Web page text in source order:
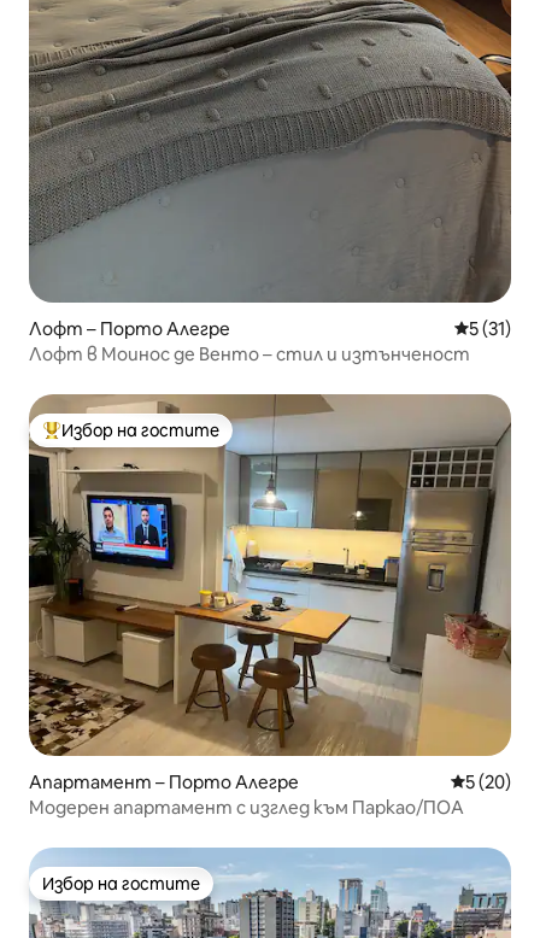
Лофт – Порто Алегре Средна
5 (31)
Лофт в Моинос де Венто – стил и изтънченост
Най-популярен избор на гостите
Избор на гостите
Апартамент – Порто Алегре Средна
5 (20)
Модерен апартамент с изглед към Паркао/ПОА
Избор на гостите
Избор на гостите